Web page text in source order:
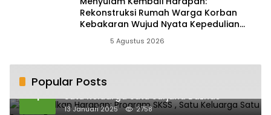
Rekonstruksi Rumah Warga Korban
Kebakaran Wujud Nyata Kepedulian
5 Agustus 2026
Popular Posts
1
Mewujudkan Harapan: Program SKSS ,
Satu Keluarga Satu Sarjana Baznas
13 Januari 2025 2758